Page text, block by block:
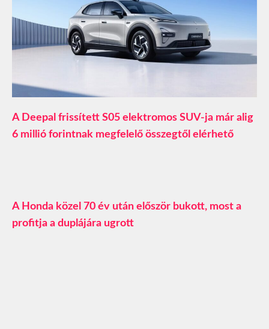
A Deepal frissített S05 elektromos SUV-ja már alig
6 millió forintnak megfelelő összegtől elérhető
A Honda közel 70 év után először bukott, most a
profitja a duplájára ugrott